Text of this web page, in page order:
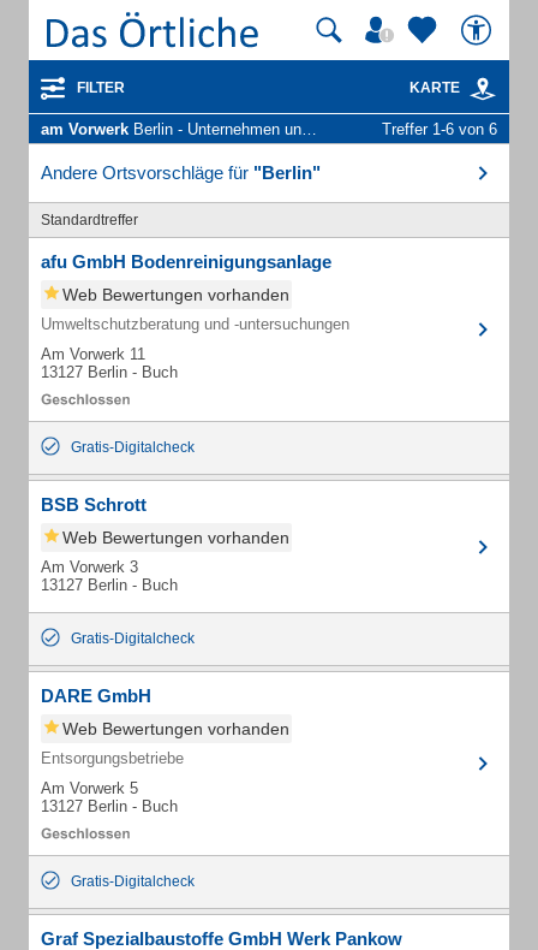
FILTER KARTE
am Vorwerk Berlin - Unternehmen und Personen Treffer 1-6 von 6
Andere Ortsvorschläge für "Berlin"
Standardtreffer
afu GmbH Bodenreinigungsanlage
Web Bewertungen vorhanden
Umweltschutzberatung und -untersuchungen
Am Vorwerk 11
13127 Berlin - Buch
Gratis-Digitalcheck
BSB Schrott
Web Bewertungen vorhanden
Am Vorwerk 3
13127 Berlin - Buch
Gratis-Digitalcheck
DARE GmbH
Web Bewertungen vorhanden
Entsorgungsbetriebe
Am Vorwerk 5
13127 Berlin - Buch
Gratis-Digitalcheck
Graf Spezialbaustoffe GmbH Werk Pankow